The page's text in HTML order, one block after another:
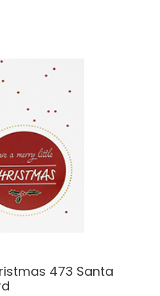
473 Santa